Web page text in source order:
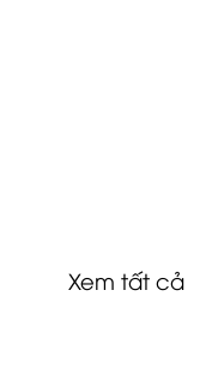
Xem tất cả